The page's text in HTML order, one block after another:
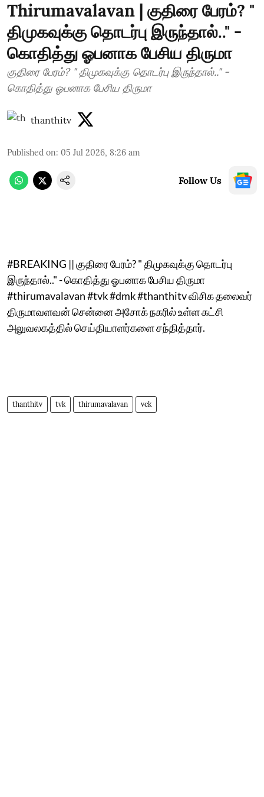
Thirumavalavan | குதிரை பேரம்? "
திமுகவுக்கு தொடர்பு இருந்தால்.." -
கொதித்து ஓபனாக பேசிய திருமா
குதிரை பேரம்? " திமுகவுக்கு தொடர்பு இருந்தால்.." -
கொதித்து ஓபனாக பேசிய திருமா
thanthitv
Published on: 05 Jul 2026, 8:26 am
Follow Us
#BREAKING || குதிரை பேரம்? " திமுகவுக்கு தொடர்பு
இருந்தால்.." - கொதித்து ஓபனாக பேசிய திருமா
#thirumavalavan #tvk #dmk #thanthitv விசிக தலைவர்
திருமாவளவன் சென்னை அசோக் நகரில் உள்ள கட்சி
அலுவலகத்தில் செய்தியாளர்களை சந்தித்தார்.
thanthitv tvk thirumavalavan vck